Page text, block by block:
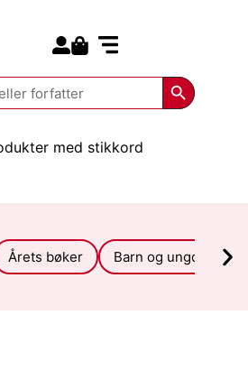
Search
med stikkord
Årets bøker Barn og ungdom